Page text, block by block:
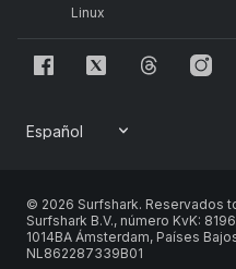
Linux
© 2026 Surfshark. Reservados
Surfshark B.V., número KvK:
1014BA Ámsterdam, Países
NL862287339B01